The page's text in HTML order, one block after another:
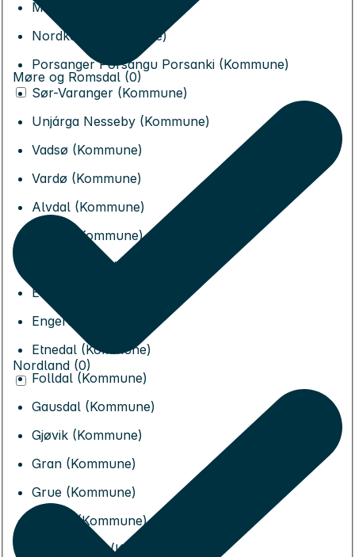
Måsøy (Kommune)
Nordkapp (Kommune)
Porsanger Porsángu Porsanki (Kommune)
Sør-Varanger (Kommune)
Unjárga Nesseby (Kommune)
Vadsø (Kommune)
Vardø (Kommune)
Alvdal (Kommune)
Dovre (Kommune)
Eidskog (Kommune)
Elverum (Kommune)
Engerdal (Kommune)
Etnedal (Kommune)
Folldal (Kommune)
Gausdal (Kommune)
Gjøvik (Kommune)
Gran (Kommune)
Grue (Kommune)
Hamar (Kommune)
Kongsvinger (Kommune)
Møre og Romsdal (0)
Nordland (0)